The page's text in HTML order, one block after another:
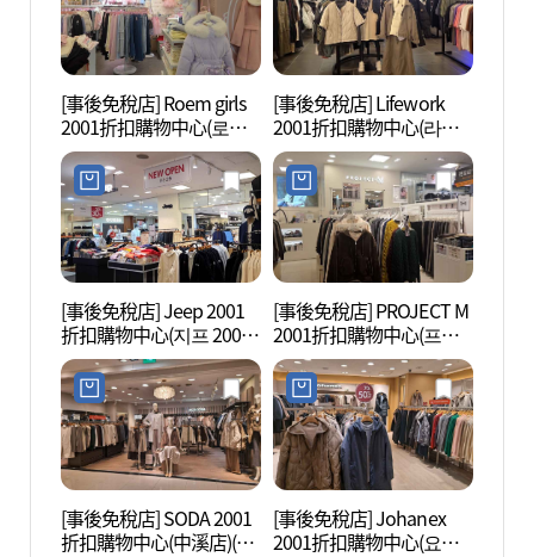
[事後免稅店] Roem girls
2001折扣購物中心(로엠
걸즈 2001아울렛 중계점)
[事後免稅店] Lifework
2001折扣購物中心(라이
프워크 2001아울렛 중계
점)
[事後免稅店] Jeep 2001
折扣購物中心(지프 2001
아울렛 중계점)
[事後免稅店] PROJECT M
2001折扣購物中心(프로
젝트엠 2001아울렛 중계
점)
[事後免稅店] SODA 2001
折扣購物中心(中溪店)(모
[事後免稅店] Johanex
2001折扣購物中心(요하